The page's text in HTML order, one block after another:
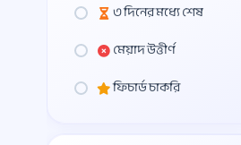
৩ দিনের মধ্যে শেষ
মেয়াদ উত্তীর্ণ
ফিচার্ড চাকরি